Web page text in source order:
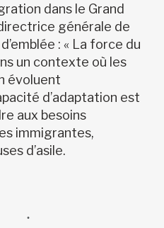
dans le Grand
générale de
: « La force du
un contexte où les
évoluent
d’adaptation est
aux besoins
immigrantes,
d’asile.